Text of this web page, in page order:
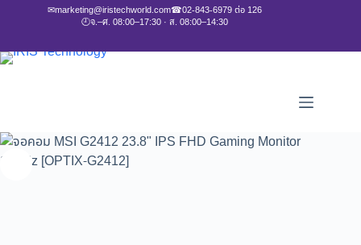
✉marketing@iristechworld.com☎02-843-6979 ต่อ 126
🕘จ.–ศ. 08:00–17:30 · ส. 08:00–14:30